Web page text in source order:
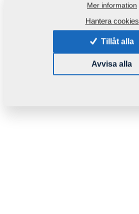
Mer information
Hantera cookies
Tillåt alla
Avvisa alla